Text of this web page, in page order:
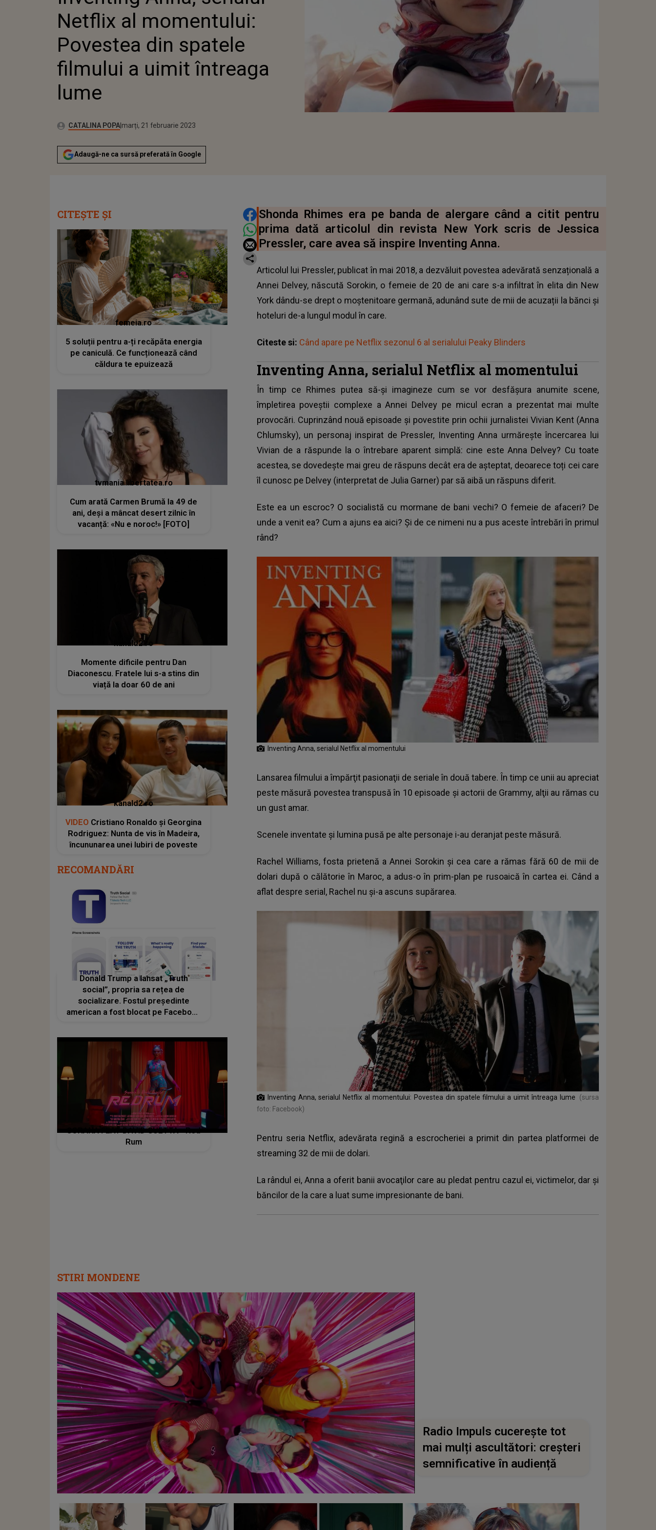
Netflix al momentului:
Povestea din spatele
filmului a uimit întreaga
lume
Autor:CATALINA POPAPublicat:
luni, 21 februarie 2022
Actualizat:
marți, 21 februarie 2023
Adaugă-ne ca sursă preferată în Google
DISTRIBUIE ARTICOLUL
Shonda Rhimes era pe banda de alergare când a citit pentru
prima dată articolul din revista New York scris de Jessica
Pressler, care avea să inspire Inventing Anna.
Articolul lui Pressler, publicat în mai 2018, a dezvăluit povestea adevărată senzațională a
Annei Delvey, născută Sorokin, o femeie de 20 de ani care s-a infiltrat în elita din New
York dându-se drept o moștenitoare germană, adunând sute de mii de acuzații la bănci și
hoteluri de-a lungul modul în care.
Citeste si: Când apare pe Netflix sezonul 6 al serialului Peaky Blinders
Inventing Anna, serialul Netflix al momentului
În timp ce Rhimes putea să-și imagineze cum se vor desfășura anumite scene,
împletirea poveștii complexe a Annei Delvey pe micul ecran a prezentat mai multe
provocări. Cuprinzând nouă episoade și povestite prin ochii jurnalistei Vivian Kent (Anna
Chlumsky), un personaj inspirat de Pressler, Inventing Anna urmărește încercarea lui
Vivian de a răspunde la o întrebare aparent simplă: cine este Anna Delvey? Cu toate
acestea, se dovedește mai greu de răspuns decât era de așteptat, deoarece toți cei care
îl cunosc pe Delvey (interpretat de Julia Garner) par să aibă un răspuns diferit.
Este ea un escroc? O socialistă cu mormane de bani vechi? O femeie de afaceri? De
unde a venit ea? Cum a ajuns ea aici? Și de ce nimeni nu a pus aceste întrebări în primul
rând?
Inventing Anna, serialul Netflix al momentului
Lansarea filmului a împărţit pasionaţii de seriale în două tabere. În timp ce unii au apreciat
peste măsură povestea transpusă în 10 episoade şi actorii de Grammy, alţii au rămas cu
un gust amar.
Scenele inventate şi lumina pusă pe alte personaje i-au deranjat peste măsură.
Rachel Williams, fosta prietenă a Annei Sorokin şi cea care a rămas fără 60 de mii de
dolari după o călătorie în Maroc, a adus-o în prim-plan pe rusoaică în cartea ei. Când a
aflat despre serial, Rachel nu şi-a ascuns supărarea.
Inventing Anna, serialul Netflix al momentului: Povestea din spatele filmului a uimit întreaga lume
(sursa
foto: Facebook)
Pentru seria Netflix, adevărata regină a escrocheriei a primit din partea platformei de
streaming 32 de mii de dolari.
La rândul ei, Anna a oferit banii avocaţilor care au pledat pentru cazul ei, victimelor, dar şi
băncilor de la care a luat sume impresionante de bani.
CITEȘTE ȘI
femeia.ro
5 soluții pentru a-ți recăpăta energia
pe caniculă. Ce funcționează când
căldura te epuizează
tvmania.libertatea.ro
Cum arată Carmen Brumă la 49 de
ani, deși a mâncat desert zilnic în
vacanță: «Nu e noroc!» [FOTO]
kanald2.ro
Momente dificile pentru Dan
Diaconescu. Fratele lui s-a stins din
viață la doar 60 de ani
kanald2.ro
VIDEO Cristiano Ronaldo și Georgina
Rodriguez: Nunta de vis în Madeira,
încununarea unei Iubiri de poveste
RECOMANDĂRI
Donald Trump a lansat „Truth
social”, propria sa rețea de
socializare. Fostul președinte
american a fost blocat pe Facebook
SORANA FEAT DAVID GUETTA - Red
Rum
STIRI MONDENE
Radio Impuls cucerește tot
mai mulți ascultători: creșteri
semnificative în audiență